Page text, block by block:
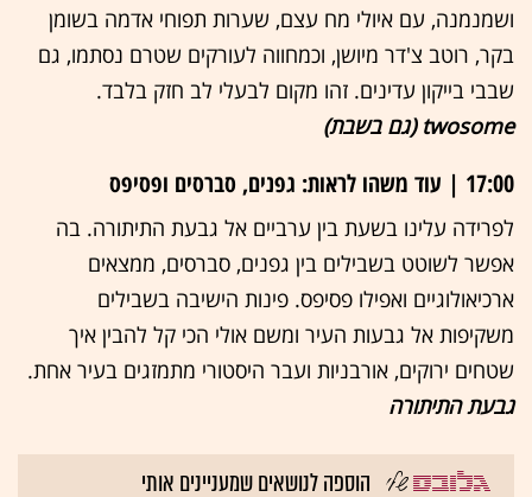
ושמנמנה, עם איולי מח עצם, שערות תפוחי אדמה בשומן
בקר, רוטב צ'דר מיושן, וכמחווה לעורקים שטרם נסתמו, גם
שבבי בייקון עדינים. זהו מקום לבעלי לב חזק בלבד.
twosome (גם בשבת)
17:00 | עוד משהו לראות: גפנים, סברסים ופסיפס
לפרידה עלינו בשעת בין ערביים אל גבעת התיתורה. בה
אפשר לשוטט בשבילים בין גפנים, סברסים, ממצאים
ארכיאולוגיים ואפילו פסיפס. פינות הישיבה בשבילים
משקיפות אל גבעות העיר ומשם אולי הכי קל להבין איך
שטחים ירוקים, אורבניות ועבר היסטורי מתמזגים בעיר אחת.
גבעת התיתורה
הוספה לנושאים שמעניינים אותי